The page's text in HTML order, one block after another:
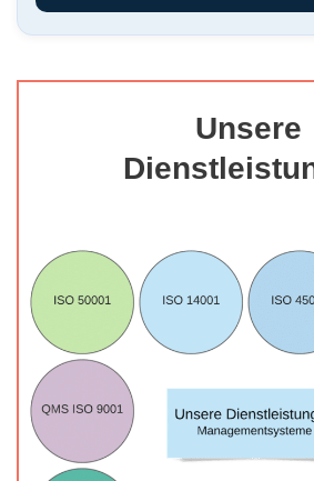
Unsere